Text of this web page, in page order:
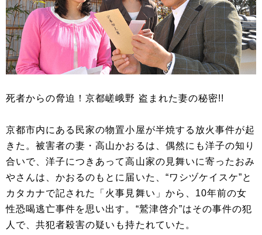
死者からの脅迫！京都嵯峨野 盗まれた妻の秘密!!
京都市内にある民家の物置小屋が半焼する放火事件が起
きた。被害者の妻・高山かおるは、偶然にも洋子の知り
合いで、洋子につきあって高山家の見舞いに寄ったおみ
やさんは、かおるのもとに届いた、“ワシヅケイスケ”と
カタカナで記された「火事見舞い」から、10年前の女
性恐喝逃亡事件を思い出す。“鷲津啓介”はその事件の犯
人で、共犯者殺害の疑いも持たれていた。